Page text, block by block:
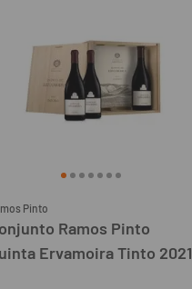
Pinto
Ramos Pinto
Ervamoira Tinto 2021